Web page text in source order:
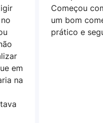
em
na
Começou
um bom
prático e